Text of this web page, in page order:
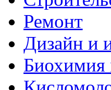
Ремонт
Дизайн и
Биохимия